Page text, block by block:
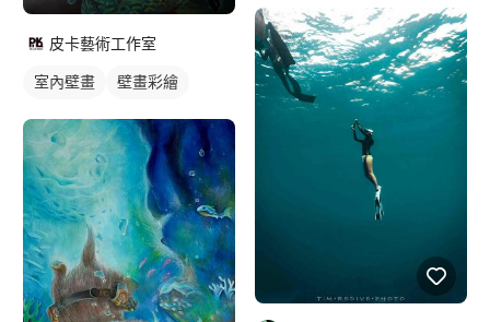
皮卡藝術工作室
室內壁畫
壁畫彩繪
3D壁畫